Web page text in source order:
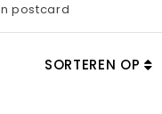
postcard
SORTEREN OP